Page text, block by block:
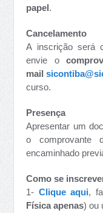
papel.
Cancelamento
A inscrição será
envie o
mail
curso.
Presença
Apresentar um
o comprovante
encaminhado
Como se
1- Clique aqui,
Física apenas) ou